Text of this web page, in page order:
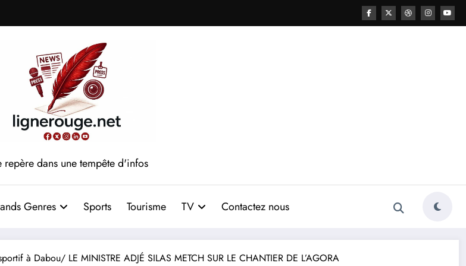
repère dans une tempête d'infos
Genres Sports Tourisme TV Contactez nous
à Dabou/ LE MINISTRE ADJÉ SILAS METCH SUR LE CHANTIER DE L’AGORA